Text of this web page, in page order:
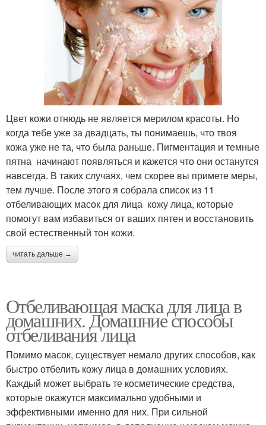
Цвет кожи отнюдь не является мерилом красоты. Но
когда тебе уже за двадцать, ты понимаешь, что твоя
кожа уже не та, что была раньше. Пигментация и темные
пятна начинают появляться и кажется что они останутся
навсегда. В таких случаях, чем скорее вы примете меры,
тем лучше. После этого я собрала список из 11
отбеливающих масок для лица кожу лица, которые
помогут вам избавиться от ваших пятен и восстановить
свой естественный тон кожи.
читать дальше →
Отбеливающая маска для лица в
домашних. Домашние способы
отбеливания лица
Помимо масок, существует немало других способов, как
быстро отбелить кожу лица в домашних условиях.
Каждый может выбрать те косметические средства,
которые окажутся максимально удобными и
эффективными именно для них. При сильной